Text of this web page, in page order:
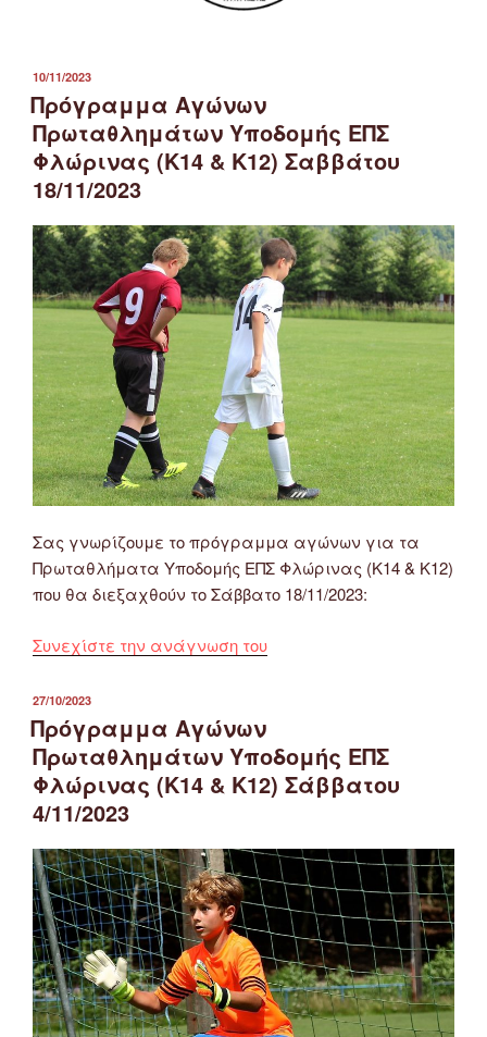
ΔΗΜΟΣΙΕΎΤΗΚΕ
ΣΤΙΣ
10/11/2023
Πρόγραμμα Αγώνων
Πρωταθλημάτων Υποδομής ΕΠΣ
Φλώρινας (Κ14 & Κ12) Σαββάτου
18/11/2023
Σας γνωρίζουμε το πρόγραμμα αγώνων για τα
Πρωταθλήματα Υποδομής ΕΠΣ Φλώρινας (Κ14 & Κ12)
που θα διεξαχθούν το Σάββατο 18/11/2023:
Συνεχίστε την ανάγνωση του“Πρόγραμμα
ΕΠΣ
Φλώρινας
(Κ14
Κ12)
Σαββάτου
18/11/2023”
ΔΗΜΟΣΙΕΎΤΗΚΕ
ΣΤΙΣ
27/10/2023
Πρόγραμμα Αγώνων
Πρωταθλημάτων Υποδομής ΕΠΣ
Φλώρινας (Κ14 & Κ12) Σάββατου
4/11/2023